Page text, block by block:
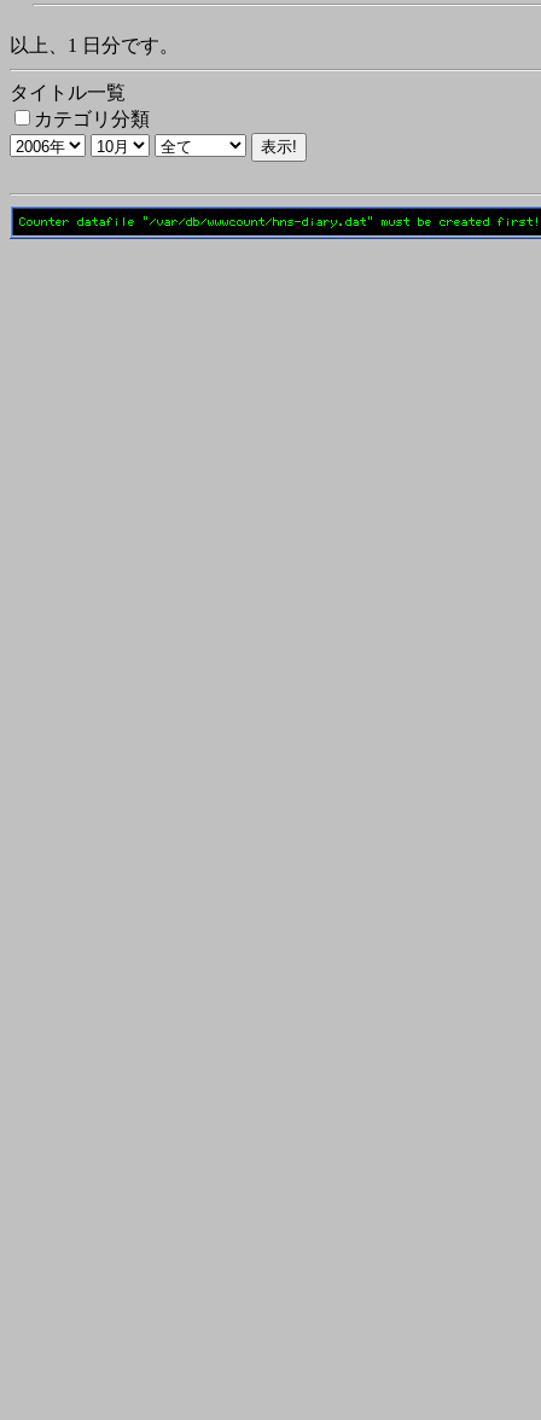
以上、1 日分です。
タイトル一覧
カテゴリ分類